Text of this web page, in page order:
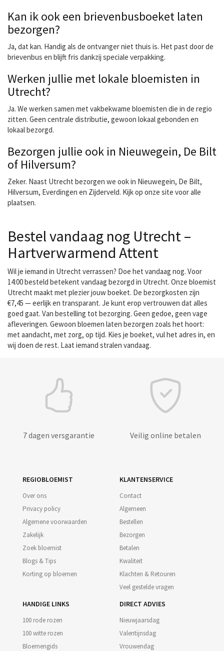
Kan ik ook een brievenbusboeket laten
bezorgen?
Ja, dat kan. Handig als de ontvanger niet thuis is. Het past door de
brievenbus en blijft fris dankzij speciale verpakking.
Werken jullie met lokale bloemisten in
Utrecht?
Ja. We werken samen met vakbekwame bloemisten die in de regio
zitten. Geen centrale distributie, gewoon lokaal gebonden en
lokaal bezorgd.
Bezorgen jullie ook in Nieuwegein, De Bilt
of Hilversum?
Zeker. Naast Utrecht bezorgen we ook in Nieuwegein, De Bilt,
Hilversum, Everdingen en Zijderveld. Kijk op onze site voor alle
plaatsen.
Bestel vandaag nog Utrecht –
Hartverwarmend Attent
Wil je iemand in Utrecht verrassen? Doe het vandaag nog. Voor
14:00 besteld betekent vandaag bezorgd in Utrecht. Onze bloemist
Utrecht maakt met plezier jouw boeket. De bezorgkosten zijn
€7,45 — eerlijk en transparant. Je kunt erop vertrouwen dat alles
goed gaat. Van bestelling tot bezorging. Geen gedoe, geen vage
afleveringen. Gewoon bloemen laten bezorgen zoals het hoort:
met aandacht, met zorg, op tijd. Kies je boeket, vul het adres in, en
wij doen de rest. Laat iemand stralen vandaag.
7 dagen versgarantie Veilig online betalen
REGIOBLOEMIST
Over ons
Privacy policy
Algemene voorwaarden
Zakelijk
Zoek bloemist
Blogs & Tips
Korting op bloemen
KLANTENSERVICE
Contact
Algemeen
Bestellen
Bezorgen
Betalen
Kwaliteit
Klachten & Retouren
Veel gestelde vragen
HANDIGE LINKS
100 rode rozen
100 witte rozen
Bloemengids
DIRECT ADVIES
Nieuwjaarsdag
Valentijnsdag
Vrouwendag